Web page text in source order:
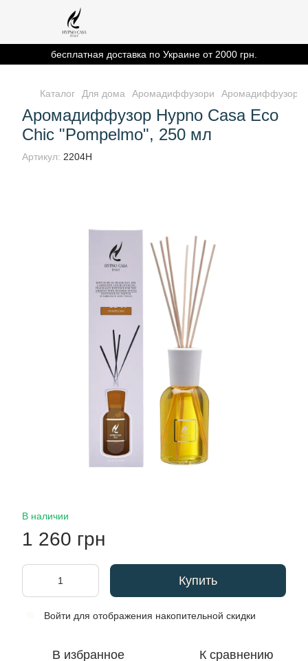
бесплатная доставка по Украине от 2000 грн.
Каталог Для дома Аромадиффузори Аромадиффузор
Аромадиффузор Hypno Casa Eco
Chic "Pompelmo", 250 мл
Артикул: 2204H
В наличии
1 260 грн
Купить
Войти для отображения накопительной скидки
В избранное К сравнению